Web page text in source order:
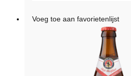
Voeg toe aan favorietenlijst